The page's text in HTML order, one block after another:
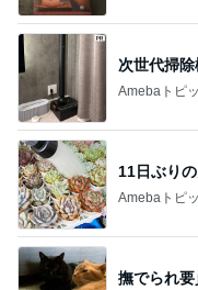
次世代掃除
Amebaトピ
11日ぶり
Amebaトピ
撫でられ